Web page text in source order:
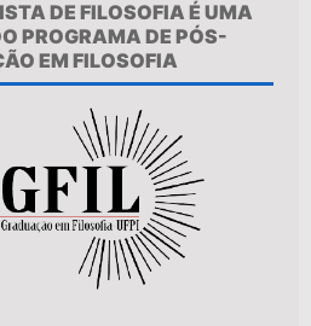
DE FILOSOFIA É UMA
PROGRAMA DE PÓS-
EM FILOSOFIA